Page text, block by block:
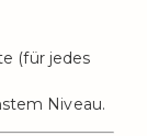
(für jedes
Niveau.